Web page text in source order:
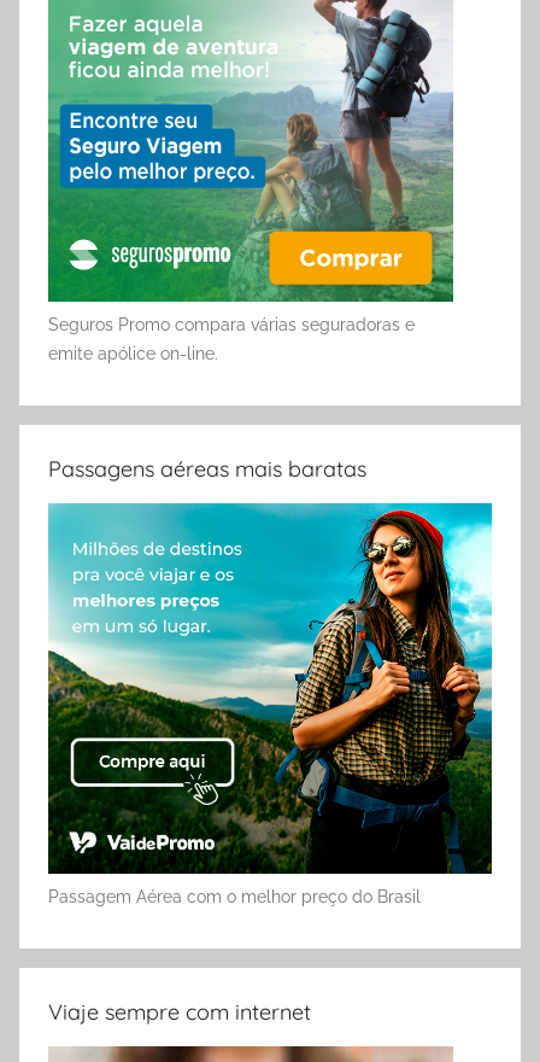
Seguros Promo compara várias seguradoras e
emite apólice on-line.
Passagens aéreas mais baratas
Passagem Aérea com o melhor preço do Brasil
Viaje sempre com internet